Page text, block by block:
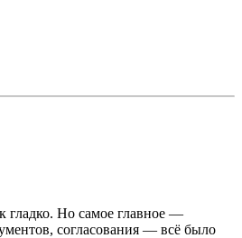
гладко. Но самое главное —
согласования — всё было